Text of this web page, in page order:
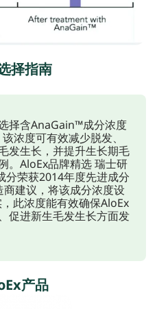
择指南
择含AnaGain™成分浓度
浓度可有效减少脱发、
发生长，并提升生长期毛
。AloEx品牌精选 瑞士研
荣获2014年度先进成分
建议，将该成分浓度设
此浓度能有效确保AloEx
促进新生毛发生长方面发
产品